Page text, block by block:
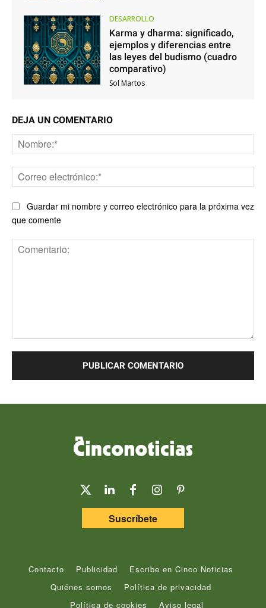
DESARROLLO
Karma y dharma: significado,
ejemplos y diferencias entre
las leyes del budismo (cuadro
comparativo)
Sol Martos
DEJA UN COMENTARIO
Guardar mi nombre y correo electrónico para la próxima vez
que comente
Suscríbete
Contacto Publicidad
Escribe en Cinco Noticias
Quiénes somos
Política de privacidad
Política de cookies
Aviso legal